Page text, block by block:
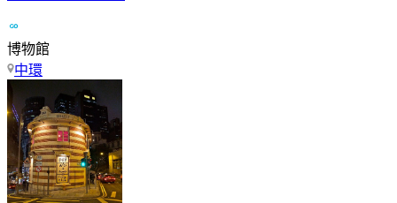
博物館
中環